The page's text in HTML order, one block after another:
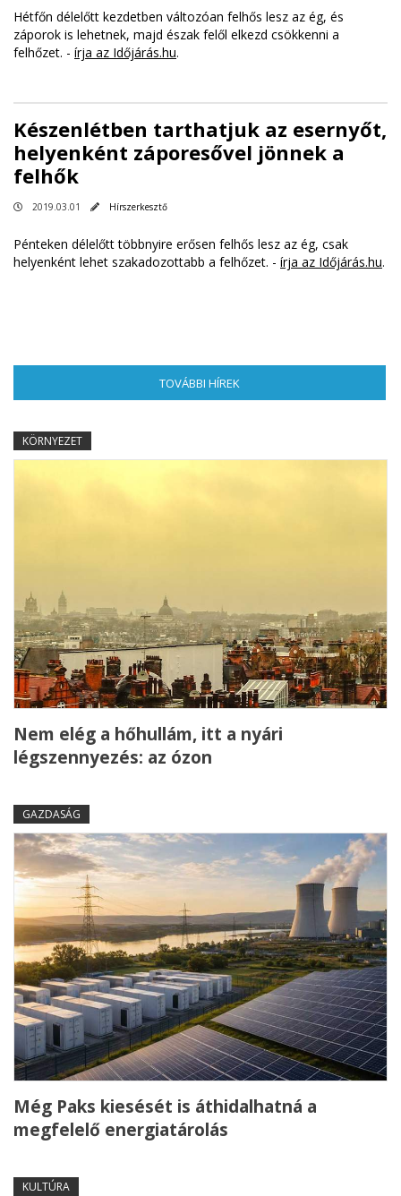
Hétfőn délelőtt kezdetben változóan felhős lesz az ég, és
záporok is lehetnek, majd észak felől elkezd csökkenni a
felhőzet. - írja az Időjárás.hu.
Készenlétben tarthatjuk az esernyőt,
helyenként záporesővel jönnek a
felhők
2019.03.01 Hírszerkesztő
Pénteken délelőtt többnyire erősen felhős lesz az ég, csak
helyenként lehet szakadozottabb a felhőzet. - írja az Időjárás.hu.
TOVÁBBI HÍREK
KÖRNYEZET
Nem elég a hőhullám, itt a nyári
légszennyezés: az ózon
GAZDASÁG
Még Paks kiesését is áthidalhatná a
megfelelő energiatárolás
KULTÚRA